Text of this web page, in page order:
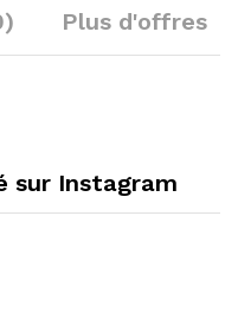
Plus d'offres
sur Instagram